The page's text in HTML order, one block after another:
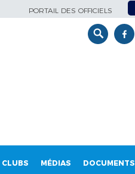
PORTAIL DES OFFICIELS
CLUBS MÉDIAS DOCUMENTS